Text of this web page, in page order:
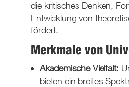
die kritisches Denken,
Entwicklung von
fördert.
Merkmale von
Akademische Vielfalt:
bieten ein breites